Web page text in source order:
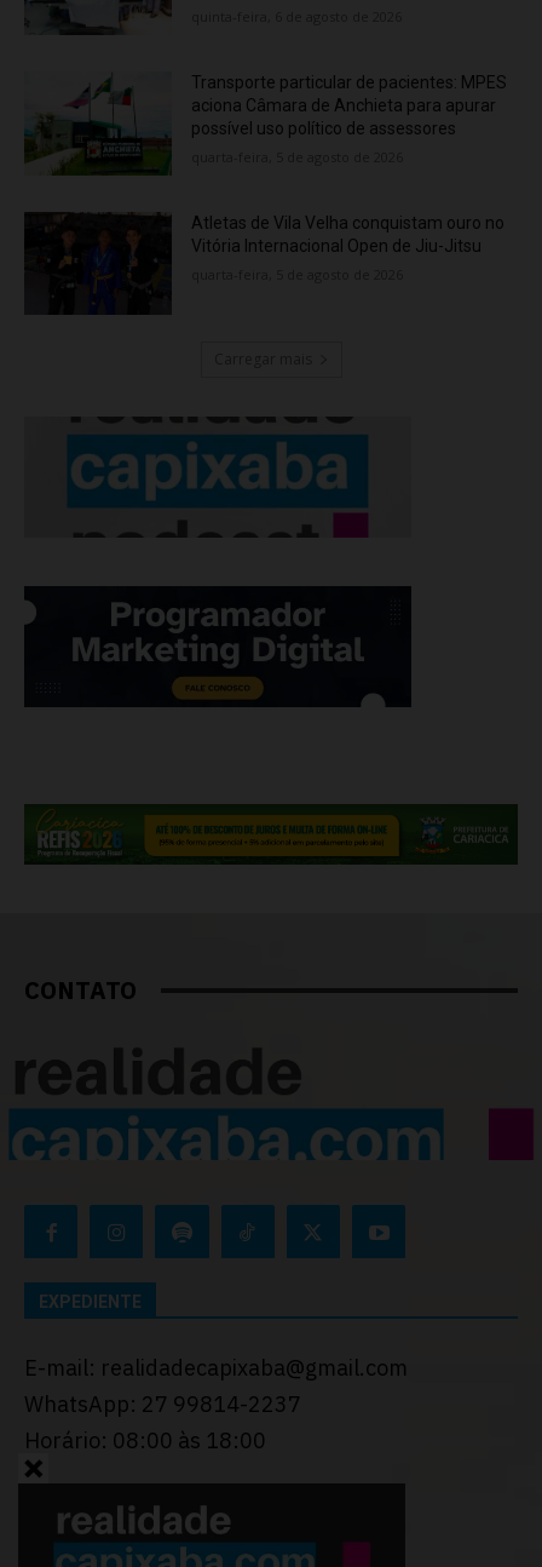
Transporte particular de pacientes: MPES
aciona Câmara de Anchieta para apurar
possível uso político de assessores
Atletas de Vila Velha conquistam ouro no
Vitória Internacional Open de Jiu-Jitsu
CONTATO
EXPEDIENTE
E-mail: realidadecapixaba@gmail.com
WhatsApp: 27 99814-2237
Horário: 08:00 às 18:00